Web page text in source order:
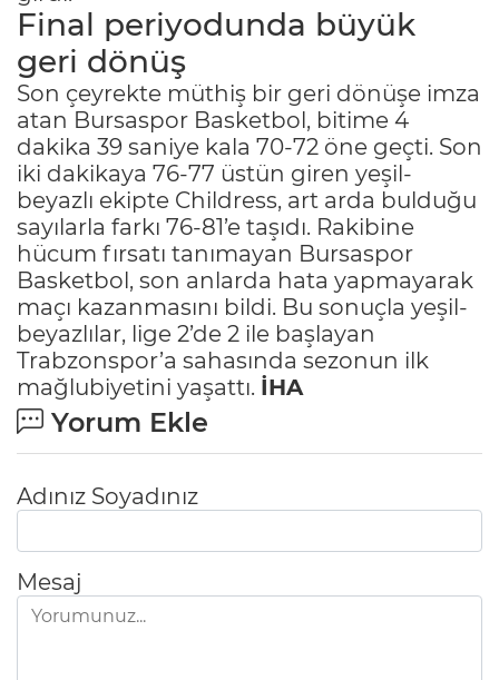
Final periyodunda büyük
geri dönüş
Son çeyrekte müthiş bir geri dönüşe imza
atan Bursaspor Basketbol, bitime 4
dakika 39 saniye kala 70-72 öne geçti. Son
iki dakikaya 76-77 üstün giren yeşil-
beyazlı ekipte Childress, art arda bulduğu
sayılarla farkı 76-81’e taşıdı. Rakibine
hücum fırsatı tanımayan Bursaspor
Basketbol, son anlarda hata yapmayarak
maçı kazanmasını bildi. Bu sonuçla yeşil-
beyazlılar, lige 2’de 2 ile başlayan
Trabzonspor’a sahasında sezonun ilk
mağlubiyetini yaşattı. İHA
Yorum Ekle
Adınız Soyadınız
Mesaj